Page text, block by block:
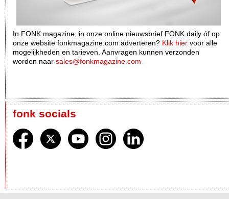
In FONK magazine, in onze online nieuwsbrief FONK daily óf op
onze website fonkmagazine.com adverteren? Klik hier voor alle
mogelijkheden en tarieven. Aanvragen kunnen verzonden
worden naar sales@fonkmagazine.com
fonk socials